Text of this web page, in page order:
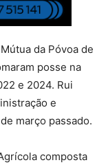
da Póvoa de
posse na
e 2024. Rui
e
março passado.
composta